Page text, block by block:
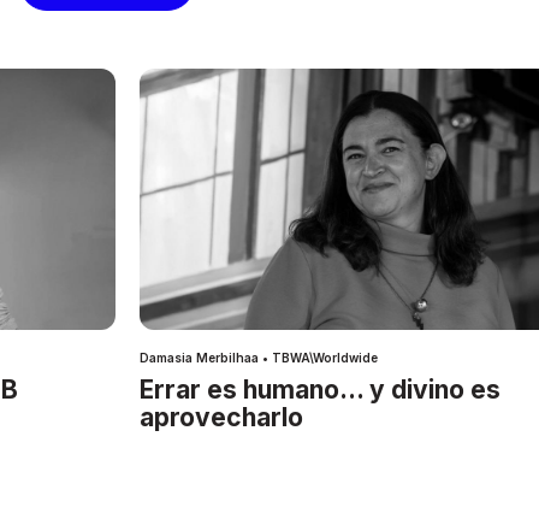
Damasia Merbilhaa • TBWA\Worldwide
Errar es humano… y divino es
aprovecharlo